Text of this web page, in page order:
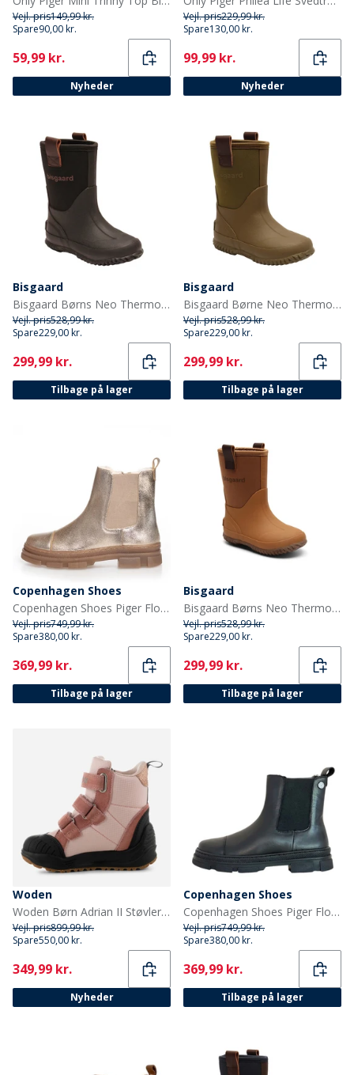
Vejl. pris149,99 kr.
Spare90,00 kr.
Current
59,99 kr.
Nyheder
Vejl. pris229,99 kr.
Spare130,00 kr.
Current
99,99 kr.
Nyheder
Bisgaard
Bisgaard Børns Neo Thermo Gummistøvler Sort
Vejl. pris528,99 kr.
Spare229,00 kr.
Current
299,99 kr.
Tilbage på lager
Bisgaard
Bisgaard Børne Neo Thermo Gummistøvler Grøn
Vejl. pris528,99 kr.
Spare229,00 kr.
Current
299,99 kr.
Tilbage på lager
Copenhagen Shoes
Copenhagen Shoes Piger Flotte Lave Støvler 012 Guld Metallic
Vejl. pris749,99 kr.
Spare380,00 kr.
Current
369,99 kr.
Tilbage på lager
Bisgaard
Bisgaard Børns Neo Thermo Gummistøvler Kamel
Vejl. pris528,99 kr.
Spare229,00 kr.
Current
299,99 kr.
Tilbage på lager
Woden
Woden Børn Adrian II Støvler 849 Ballerina
Vejl. pris899,99 kr.
Spare550,00 kr.
Current
349,99 kr.
Nyheder
Copenhagen Shoes
Copenhagen Shoes Piger Flotte Støvler 0001 Sort
Vejl. pris749,99 kr.
Spare380,00 kr.
Current
369,99 kr.
Tilbage på lager